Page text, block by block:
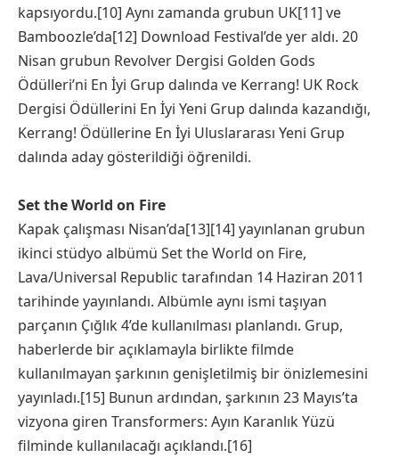
kapsıyordu.[10] Aynı zamanda grubun UK[11] ve
Bamboozle’da[12] Download Festival’de yer aldı. 20
Nisan grubun Revolver Dergisi Golden Gods
Ödülleri’ni En İyi Grup dalında ve Kerrang! UK Rock
Dergisi Ödüllerini En İyi Yeni Grup dalında kazandığı,
Kerrang! Ödüllerine En İyi Uluslararası Yeni Grup
dalında aday gösterildiği öğrenildi.
Set the World on Fire
Kapak çalışması Nisan’da[13][14] yayınlanan grubun
ikinci stüdyo albümü Set the World on Fire,
Lava/Universal Republic tarafından 14 Haziran 2011
tarihinde yayınlandı. Albümle aynı ismi taşıyan
parçanın Çığlık 4’de kullanılması planlandı. Grup,
haberlerde bir açıklamayla birlikte filmde
kullanılmayan şarkının genişletilmiş bir önizlemesini
yayınladı.[15] Bunun ardından, şarkının 23 Mayıs’ta
vizyona giren Transformers: Ayın Karanlık Yüzü
filminde kullanılacağı açıklandı.[16]